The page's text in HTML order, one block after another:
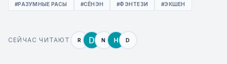
#РАЗУМНЫЕ РАСЫ #СЁНЭН #ФЭНТЕЗИ #ЭКШЕН
СЕЙЧАС ЧИТАЮТ R N D